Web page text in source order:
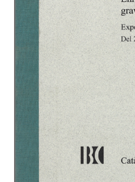
Finalitzar compra
Novetats
Payment
Protecció de dades
Termes i condicions